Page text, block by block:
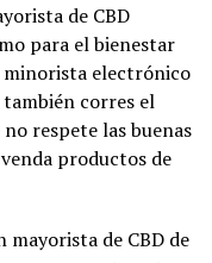
de CBD
para el bienestar
minorista electrónico
corres el
respete las buenas
productos de
de CBD de